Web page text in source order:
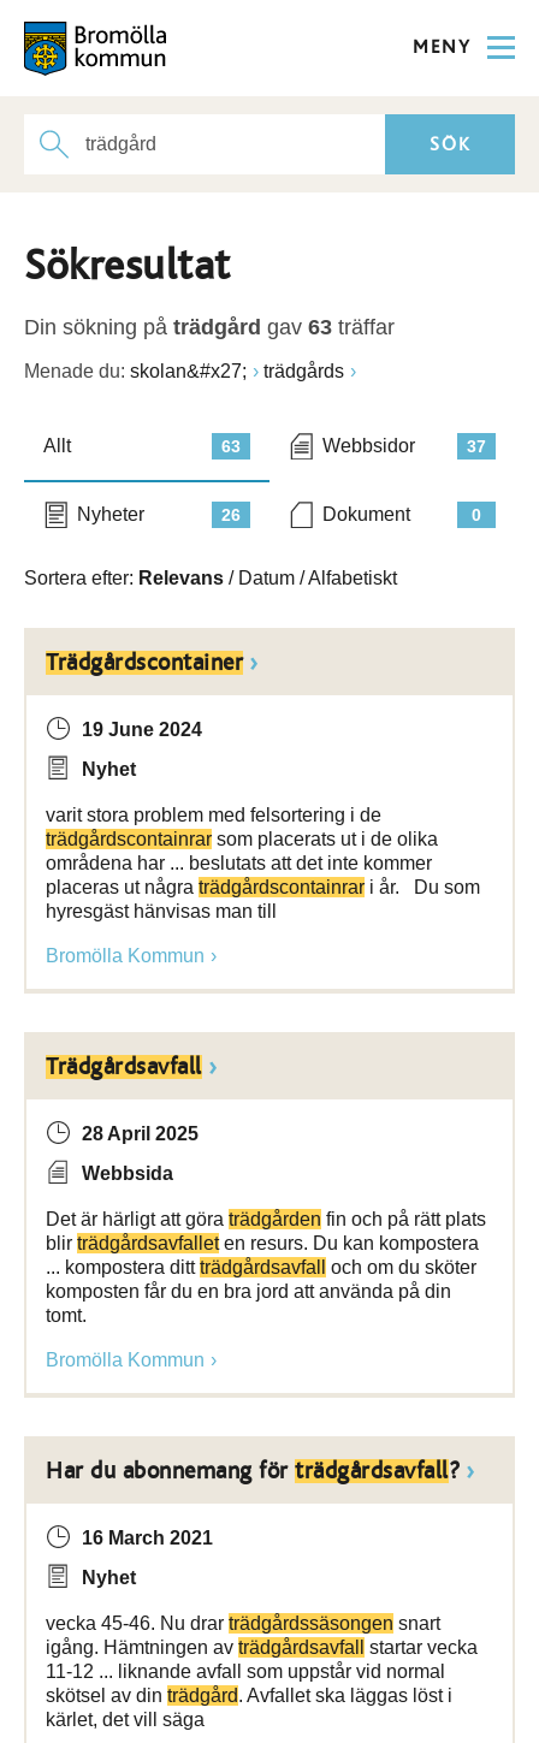
MENY
Sökresultat
Din sökning på trädgård gav 63 träffar
Menade du: skolan&#x27; trädgårds
63
Allt 37
Webbsidor
26
Nyheter 0
Dokument
Sortera efter: Relevans / Datum /Alfabetiskt
Trädgårdscontainer
19 June 2024
Nyhet
varit stora problem med felsortering i de
trädgårdscontainrar som placerats ut i de olika
områdena har ... beslutats att det inte kommer
placeras ut några trädgårdscontainrar i år. Du som
hyresgäst hänvisas man till
Bromölla Kommun
Trädgårdsavfall
28 April 2025
Webbsida
Det är härligt att göra trädgården fin och på rätt plats
blir trädgårdsavfalleten resurs. Du kan kompostera
... kompostera dittträdgårdsavfall
och om du sköter
komposten får du en bra jord att använda på din
tomt.
Bromölla Kommun
Har du abonnemang för trädgårdsavfall?
16 March 2021
Nyhet
vecka 45-46. Nu drar trädgårdssäsongen snart
igång. Hämtningen av trädgårdsavfall
startar vecka
11-12 ... liknande avfall som uppstår vid normal
skötsel av din trädgård. Avfallet ska läggas löst i
kärlet, det vill säga